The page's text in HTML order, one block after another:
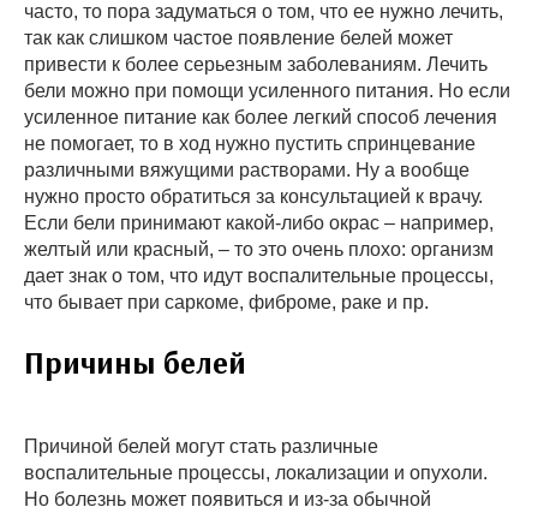
часто, то пора задуматься о том, что ее нужно лечить,
так как слишком частое появление белей может
привести к более серьезным заболеваниям. Лечить
бели можно при помощи усиленного питания. Но если
усиленное питание как более легкий способ лечения
не помогает, то в ход нужно пустить спринцевание
различными вяжущими растворами. Ну а вообще
нужно просто обратиться за консультацией к врачу.
Если бели принимают какой-либо окрас – например,
желтый или красный, – то это очень плохо: организм
дает знак о том, что идут воспалительные процессы,
что бывает при саркоме, фиброме, раке и пр.
Причины белей
Причиной белей могут стать различные
воспалительные процессы, локализации и опухоли.
Но болезнь может появиться и из-за обычной